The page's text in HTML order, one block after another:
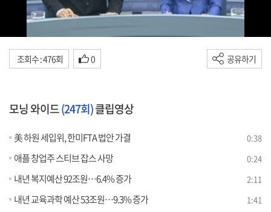
조회수 : 476회 0 공유하기
모닝 와이드(247회)클립영상
美 하원 세입위, 한미FTA 법안 가결 0:38
애플 창업주 스티브 잡스 사망 0:24
내년 복지예산 92조원…6.4% 증가 2:11
내년 교육과학 예산 53조원…9.3% 증가 1:41